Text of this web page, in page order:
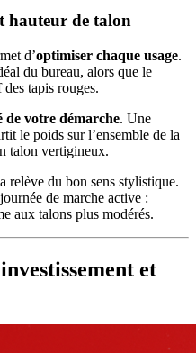
hauteur de talon
d’optimiser chaque usage.
du bureau, alors que le
tapis rouges.
votre démarche. Une
le poids sur l’ensemble de la
talon vertigineux.
relève du bon sens stylistique.
de marche active :
aux talons plus modérés.
et